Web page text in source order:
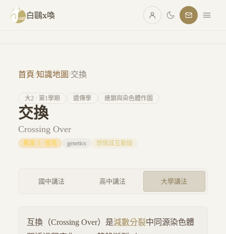
跳至主要內容
白鷗x喚
首頁/知識地圖/交換
大2 · 第1學期 遺傳學 連鎖與染色體作圖
交換
Crossing Over
難度 3 · 進階 genetics 想做成互動版
國中講法 高中講法 大學講法
互換（Crossing Over）是減數分裂中同源染色體